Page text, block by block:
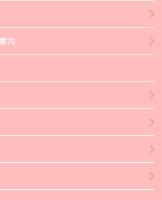
内